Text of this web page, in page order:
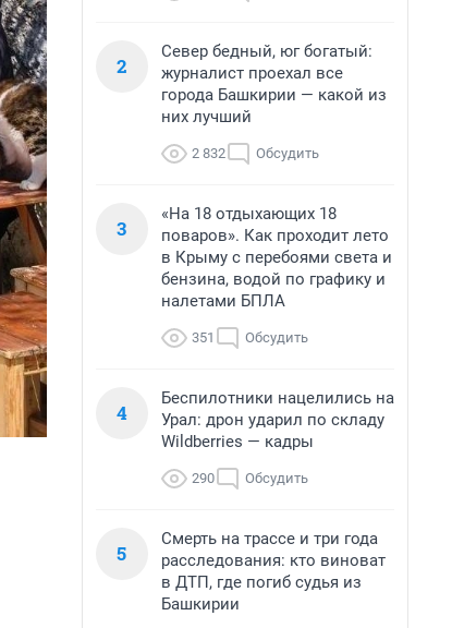
2
Север бедный, юг богатый:
журналист проехал все
города Башкирии — какой из
них лучший
2 832 Обсудить
3
«На 18 отдыхающих 18
поваров». Как проходит лето
в Крыму с перебоями света и
бензина, водой по графику и
налетами БПЛА
351 Обсудить
4
Беспилотники нацелились на
Урал: дрон ударил по складу
Wildberries — кадры
290 Обсудить
5
Смерть на трассе и три года
расследования: кто виноват
в ДТП, где погиб судья из
Башкирии